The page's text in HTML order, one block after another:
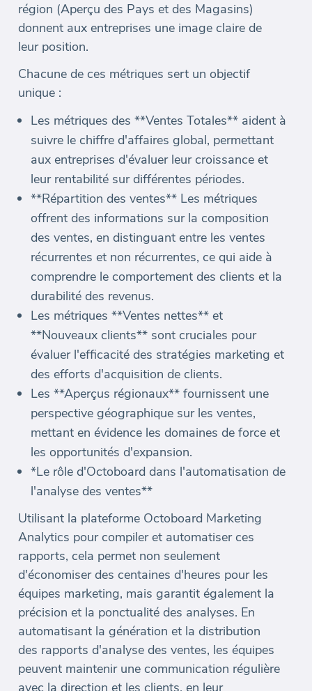
région (Aperçu des Pays et des Magasins)
donnent aux entreprises une image claire de
leur position.
Chacune de ces métriques sert un objectif
unique :
Les métriques des **Ventes Totales** aident à
suivre le chiffre d'affaires global, permettant
aux entreprises d'évaluer leur croissance et
leur rentabilité sur différentes périodes.
**Répartition des ventes** Les métriques
offrent des informations sur la composition
des ventes, en distinguant entre les ventes
récurrentes et non récurrentes, ce qui aide à
comprendre le comportement des clients et la
durabilité des revenus.
Les métriques **Ventes nettes** et
**Nouveaux clients** sont cruciales pour
évaluer l'efficacité des stratégies marketing et
des efforts d'acquisition de clients.
Les **Aperçus régionaux** fournissent une
perspective géographique sur les ventes,
mettant en évidence les domaines de force et
les opportunités d'expansion.
*Le rôle d'Octoboard dans l'automatisation de
l'analyse des ventes**
Utilisant la plateforme Octoboard Marketing
Analytics pour compiler et automatiser ces
rapports, cela permet non seulement
d'économiser des centaines d'heures pour les
équipes marketing, mais garantit également la
précision et la ponctualité des analyses. En
automatisant la génération et la distribution
des rapports d'analyse des ventes, les équipes
peuvent maintenir une communication régulière
avec la direction et les clients, en leur